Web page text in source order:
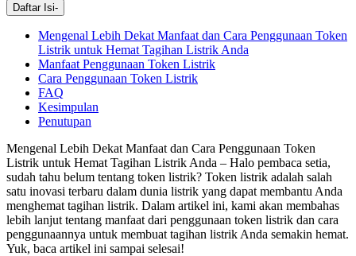
Daftar Isi-
Mengenal Lebih Dekat Manfaat dan Cara Penggunaan Token
Listrik untuk Hemat Tagihan Listrik Anda
Manfaat Penggunaan Token Listrik
Cara Penggunaan Token Listrik
FAQ
Kesimpulan
Penutupan
Mengenal Lebih Dekat Manfaat dan Cara Penggunaan Token
Listrik untuk Hemat Tagihan Listrik Anda – Halo pembaca setia,
sudah tahu belum tentang token listrik? Token listrik adalah salah
satu inovasi terbaru dalam dunia listrik yang dapat membantu Anda
menghemat tagihan listrik. Dalam artikel ini, kami akan membahas
lebih lanjut tentang manfaat dari penggunaan token listrik dan cara
penggunaannya untuk membuat tagihan listrik Anda semakin hemat.
Yuk, baca artikel ini sampai selesai!